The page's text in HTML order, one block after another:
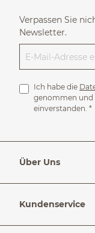
Verpassen Sie
Newsletter.
Ich habe die
genommen und
einverstanden. *
Über Uns
Kundenservice